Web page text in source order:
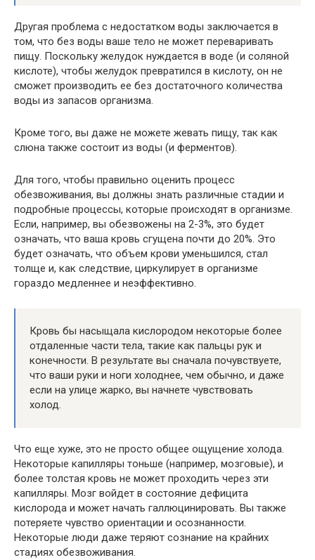
Другая проблема с недостатком воды заключается в
том, что без воды ваше тело не может переваривать
пищу. Поскольку желудок нуждается в воде (и соляной
кислоте), чтобы желудок превратился в кислоту, он не
сможет производить ее без достаточного количества
воды из запасов организма.
Кроме того, вы даже не можете жевать пищу, так как
слюна также состоит из воды (и ферментов).
Для того, чтобы правильно оценить процесс
обезвоживания, вы должны знать различные стадии и
подробные процессы, которые происходят в организме.
Если, например, вы обезвожены на 2-3%, это будет
означать, что ваша кровь сгущена почти до 20%. Это
будет означать, что объем крови уменьшился, стал
толще и, как следствие, циркулирует в организме
гораздо медленнее и неэффективно.
Кровь бы насыщала кислородом некоторые более
отдаленные части тела, такие как пальцы рук и
конечности. В результате вы сначала почувствуете,
что ваши руки и ноги холоднее, чем обычно, и даже
если на улице жарко, вы начнете чувствовать
холод.
Что еще хуже, это не просто общее ощущение холода.
Некоторые капилляры тоньше (например, мозговые), и
более толстая кровь не может проходить через эти
капилляры. Мозг войдет в состояние дефицита
кислорода и может начать галлюцинировать. Вы также
потеряете чувство ориентации и осознанности.
Некоторые люди даже теряют сознание на крайних
стадиях обезвоживания.